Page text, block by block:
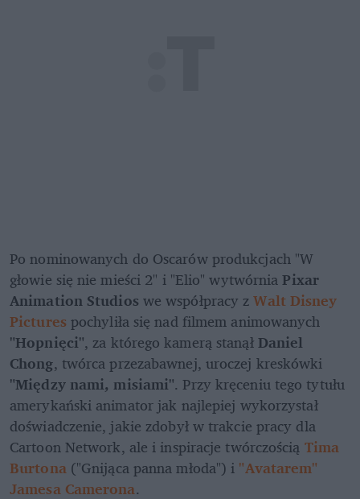
Po nominowanych do Oscarów produkcjach "W
głowie się nie mieści 2" i "Elio" wytwórnia Pixar
Animation Studios we współpracy z Walt Disney
Pictures
"Hopnięci", za którego kamerą stanął Daniel
Chong
"Między nami, misiami". Przy kręceniu tego tytułu
amerykański animator jak najlepiej wykorzystał
doświadczenie, jakie zdobył w trakcie pracy dla
Cartoon Network, ale i inspiracje twórczością Tima
Burtona ("Gnijąca panna młoda") i "Avatarem"
Jamesa Camerona.